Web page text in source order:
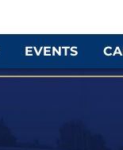
EVENTS